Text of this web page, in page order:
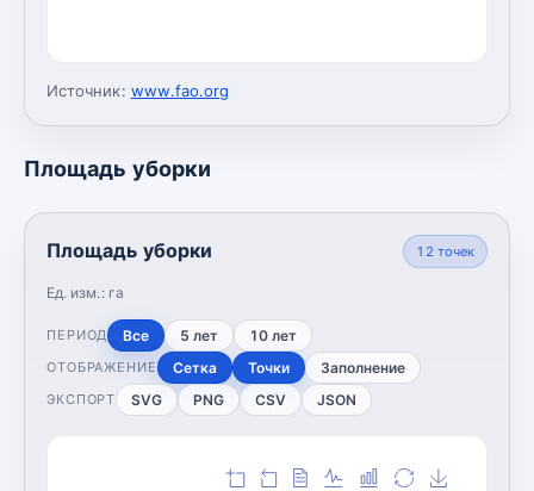
Источник: www.fao.org
Площадь уборки
Площадь уборки
Ед. изм.: га
12 точек
ПЕРИОД Все 5 лет 10 лет
ОТОБРАЖЕНИЕ Сетка Точки Заполнение
ЭКСПОРТ SVG PNG CSV JSON